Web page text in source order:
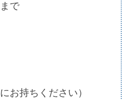
で
お持ちください）